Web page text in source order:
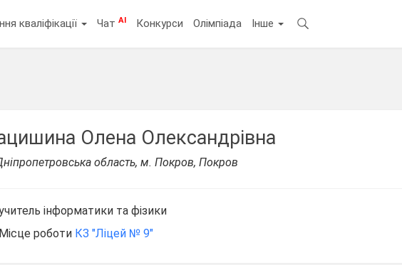
кваліфікації ЧатAI Конкурси Олімпіада Інше
Олена Олександрівна
область, м. Покров, Покров
інформатики та фізики
Місце роботи КЗ "Ліцей № 9"